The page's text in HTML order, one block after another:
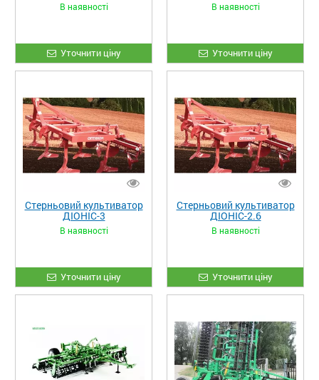
В наявності
Уточнити ціну
В наявності
Уточнити ціну
Стерньовий культиватор
ДІОНІС-3
В наявності
Уточнити ціну
Стерньовий культиватор
ДІОНІС-2.6
В наявності
Уточнити ціну